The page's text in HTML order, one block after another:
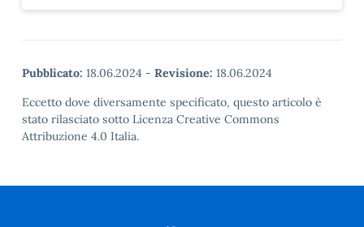
Pubblicato: 18.06.2024 - Revisione: 18.06.2024
Eccetto dove diversamente specificato, questo articolo è
stato rilasciato sotto Licenza Creative Commons
Attribuzione 4.0 Italia.